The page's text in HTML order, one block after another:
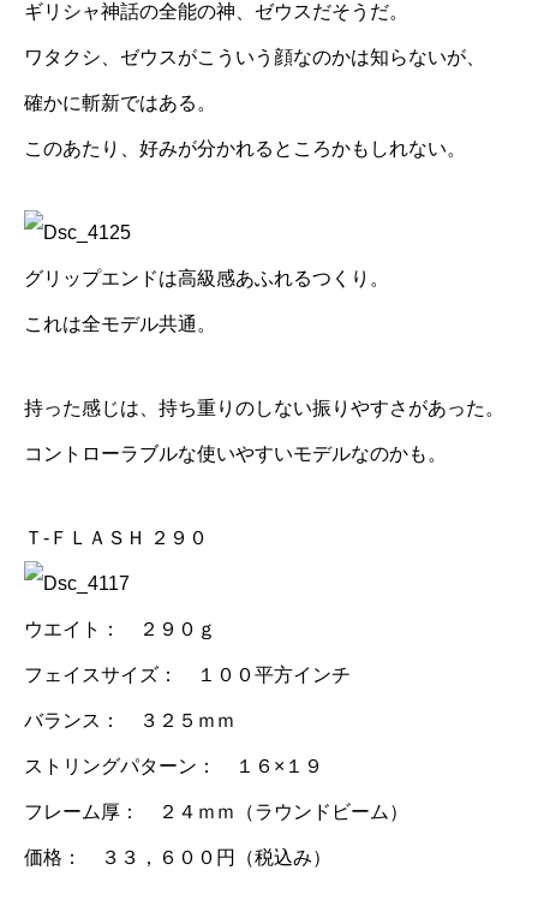
ギリシャ神話の全能の神、ゼウスだそうだ。
ワタクシ、ゼウスがこういう顔なのかは知らないが、
確かに斬新ではある。
このあたり、好みが分かれるところかもしれない。
グリップエンドは高級感あふれるつくり。
これは全モデル共通。
持った感じは、持ち重りのしない振りやすさがあった。
コントローラブルな使いやすいモデルなのかも。
Ｔ-ＦＬＡＳＨ ２９０
ウエイト： ２９０ｇ
フェイスサイズ： １００平方インチ
バランス： ３２５ｍｍ
ストリングパターン： １６×１９
フレーム厚： ２４ｍｍ（ラウンドビーム）
価格： ３３，６００円（税込み）